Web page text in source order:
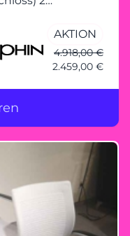
AKTION
4.918,00 €
2.459,00 €